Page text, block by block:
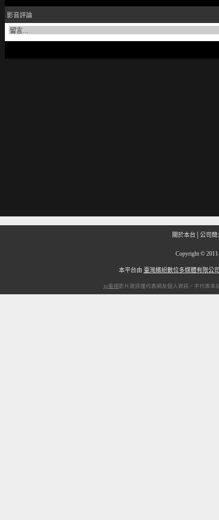
影音評論
關於本台 公司簡
Copyright ©
本平台由 臺灣繽紛數位多媒體有限公
ip電視影片資訊僅代表網友個人資訊，不代表本